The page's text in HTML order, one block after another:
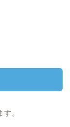
。